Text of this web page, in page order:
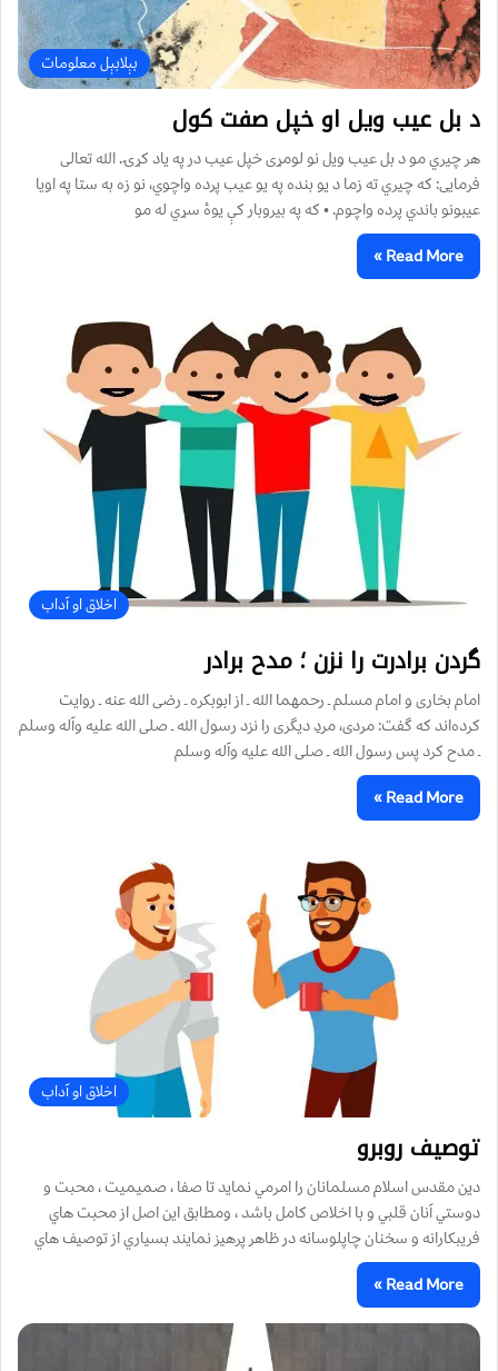
بېلابېل معلومات
د بل عیب ویل او خپل صفت کول
هر چیري مو د بل عیب ویل نو لومړی خپل عیب در په ياد کړۍ. الله تعالی
فرمایی: که چیري ته زما د یو بنده په یو عیب پرده واچوي، نو زه به ستا په اویا
عیبونو باندي پرده واچوم. • که په بيروبار کې يوۀ سړي له مو
Read More »
اخلاق او آداب
گردن برادرت را نزن ️؛ مدح برادر
امام بخاری و امام مسلم ـ رحمهما الله ـ‌ از ابوبکره ـ رضی الله عنه ـ روایت
کرده‌اند که گفت: مردی، مردِ دیگری را نزد رسول الله ـ صلی الله علیه وآله وسلم
ـ مدح کرد پس رسول الله ـ صلی الله علیه وآله وسلم
Read More »
اخلاق او آداب
توصيف روبرو
دين مقدس اسلام مسلمانان را امرمي نمايد تا صفا ، صميميت ، محبت و
دوستي آنان قلبي و با اخلاص كامل باشد ، ومطابق اين اصل از محبت هاي
فريبكارانه و سخنان چاپلوسانه در ظاهر پرهيز نمايند بسياري از توصيف هاي
Read More »